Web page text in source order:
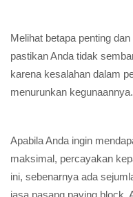
Melihat betapa penting
pastikan Anda tidak
karena kesalahan dalam
menurunkan kegunaannya.
Apabila Anda ingin
maksimal, percayakan
ini, sebenarnya ada
jasa pasang paving block.